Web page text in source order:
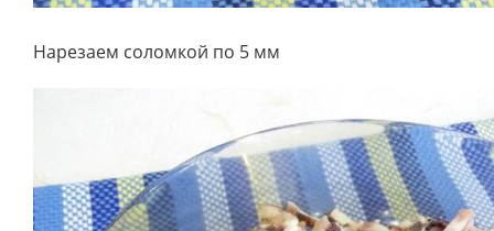
Нарезаем соломкой по 5 мм